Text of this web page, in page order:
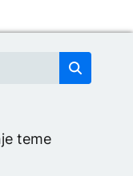
teme